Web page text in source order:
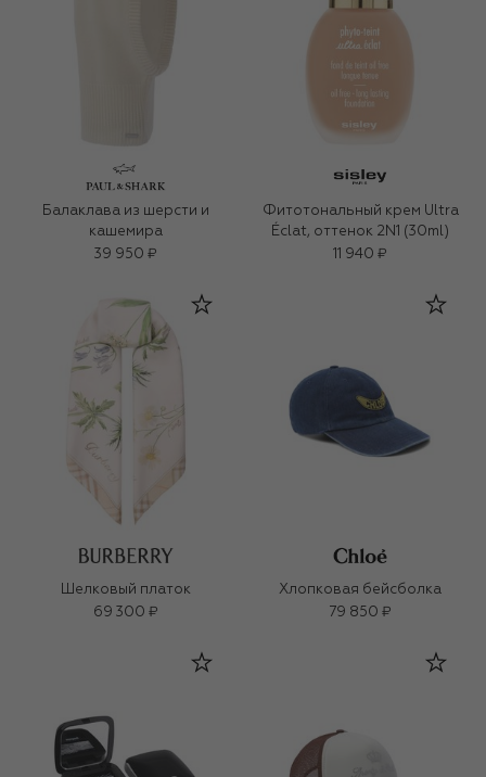
Балаклава из шерсти и
кашемира
39 950 ₽
Фитотональный крем Ultra
Éclat, оттенок 2N1 (30ml)
11 940 ₽
Шелковый платок
69 300 ₽
Хлопковая бейсболка
79 850 ₽